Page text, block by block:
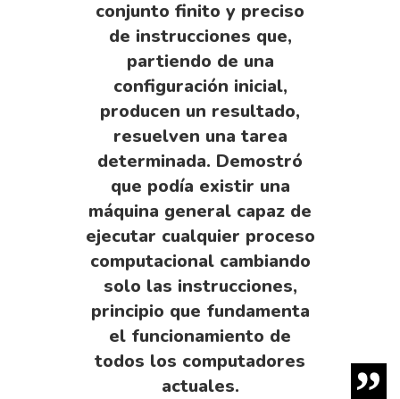
conjunto finito y preciso
de instrucciones que,
partiendo de una
configuración inicial,
producen un resultado,
resuelven una tarea
determinada. Demostró
que podía existir una
máquina general capaz de
ejecutar cualquier proceso
computacional cambiando
solo las instrucciones,
principio que fundamenta
el funcionamiento de
todos los computadores
actuales.